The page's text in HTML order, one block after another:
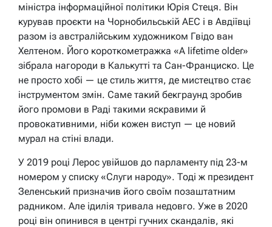
міністра інформаційної політики Юрія Стеця. Він
курував проєкти на Чорнобильській АЕС і в Авдіївці
разом із австралійським художником Гвідо ван
Хелтеном. Його короткометражка «A lifetime older»
зібрала нагороди в Калькутті та Сан-Франциско. Це
не просто хобі — це стиль життя, де мистецтво стає
інструментом змін. Саме такий бекграунд зробив
його промови в Раді такими яскравими й
провокативними, ніби кожен виступ — це новий
мурал на стіні влади.
У 2019 році Лерос увійшов до парламенту під 23-м
номером у списку «Слуги народу». Тоді ж президент
Зеленський призначив його своїм позаштатним
радником. Але ідилія тривала недовго. Уже в 2020
році він опинився в центрі гучних скандалів, які